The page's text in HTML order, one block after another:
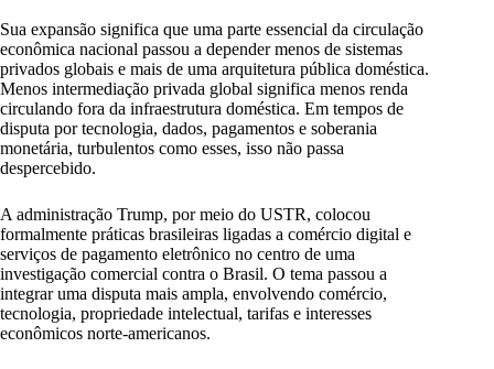
Sua expansão significa que uma parte essencial da circulação
econômica nacional passou a depender menos de sistemas
privados globais e mais de uma arquitetura pública doméstica.
Menos intermediação privada global significa menos renda
circulando fora da infraestrutura doméstica. Em tempos de
disputa por tecnologia, dados, pagamentos e soberania
monetária, turbulentos como esses, isso não passa
despercebido.
A administração Trump, por meio do USTR, colocou
formalmente práticas brasileiras ligadas a comércio digital e
serviços de pagamento eletrônico no centro de uma
investigação comercial contra o Brasil. O tema passou a
integrar uma disputa mais ampla, envolvendo comércio,
tecnologia, propriedade intelectual, tarifas e interesses
econômicos norte-americanos.